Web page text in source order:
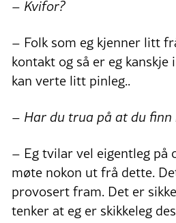
– Kvifor?
– Folk som eg kjenner litt
kontakt og så er eg
kan verte litt pinleg..
– Har du trua på at du
– Eg tvilar vel eigentleg på
møte nokon ut frå dette.
provosert fram. Det er
tenker at eg er skikkeleg